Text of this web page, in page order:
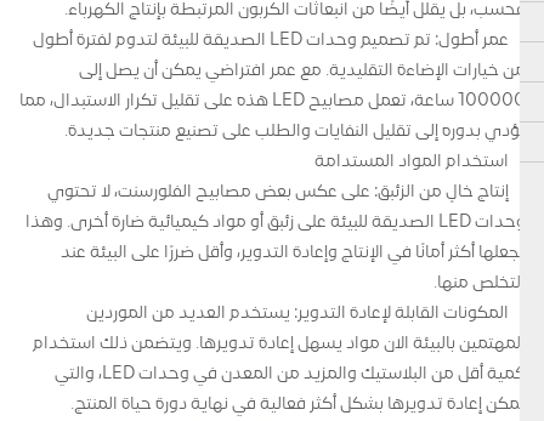
فحسب، بل يقلل أيضًا من انبعاثات الكربون المرتبطة بإنتاج الكهرباء.
عمر أطول: تم تصميم وحدات LED الصديقة للبيئة لتدوم لفترة أطول
من خيارات الإضاءة التقليدية. مع عمر افتراضي يمكن أن يصل إلى
100000 ساعة، تعمل مصابيح LED هذه على تقليل تكرار الاستبدال، مما
يؤدي بدوره إلى تقليل النفايات والطلب على تصنيع منتجات جديدة.
استخدام المواد المستدامة
إنتاج خالٍ من الزئبق: على عكس بعض مصابيح الفلورسنت، لا تحتوي
وحدات LED الصديقة للبيئة على زئبق أو مواد كيميائية ضارة أخرى. وهذا
يجعلها أكثر أمانًا في الإنتاج وإعادة التدوير، وأقل ضررًا على البيئة عند
التخلص منها.
المكونات القابلة لإعادة التدوير: يستخدم العديد من الموردين
المهتمين بالبيئة الآن مواد يسهل إعادة تدويرها. ويتضمن ذلك استخدام
كمية أقل من البلاستيك والمزيد من المعدن في وحدات LED، والتي
يمكن إعادة تدويرها بشكل أكثر فعالية في نهاية دورة حياة المنتج.